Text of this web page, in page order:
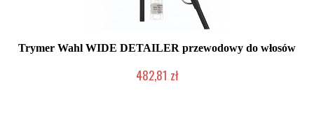
Trymer Wahl WIDE DETAILER przewodowy do włosów
482,81 zł